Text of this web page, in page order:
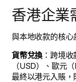
香港企業
與本地收款的核心
貨幣兌換 ：跨境
（USD）、歐元
最終以港元入賬，